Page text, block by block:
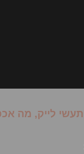
תעשי לייק, מה